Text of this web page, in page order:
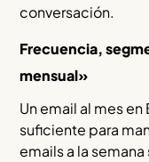
conversación.
Frecuencia,
mensual»
Un email al mes
suficiente para
emails a la